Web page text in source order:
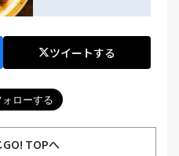
ツイートする
GO! TOPへ